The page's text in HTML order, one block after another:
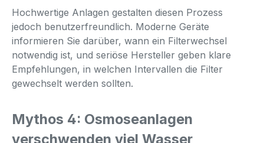
Hochwertige Anlagen gestalten diesen Prozess
jedoch benutzerfreundlich. Moderne Geräte
informieren Sie darüber, wann ein Filterwechsel
notwendig ist, und seriöse Hersteller geben klare
Empfehlungen, in welchen Intervallen die Filter
gewechselt werden sollten.
Mythos 4: Osmoseanlagen
verschwenden viel Wasser